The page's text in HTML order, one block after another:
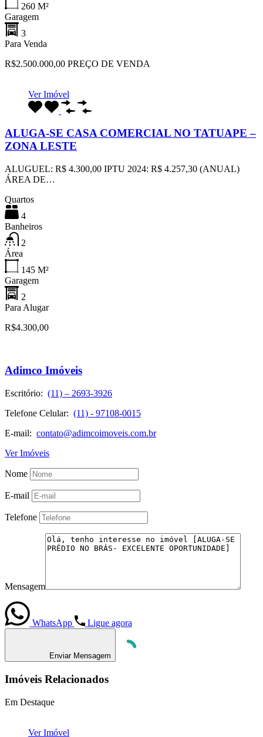
260 M²
Garagem
3
Para Venda
R$2.500.000,00 PREÇO DE VENDA
Ver Imóvel
ALUGA-SE CASA COMERCIAL NO TATUAPE –
ZONA LESTE
ALUGUEL: R$ 4.300,00 IPTU 2024: R$ 4.257,30 (ANUAL)
ÁREA DE…
Quartos
4
Banheiros
2
Área
145 M²
Garagem
2
Para Alugar
R$4.300,00
Adimco Imóveis
Escritório: (11) – 2693-3926
Telefone Celular: (11) - 97108-0015
E-mail: contato@adimcoimoveis.com.br
Ver Imóveis
Nome
E-mail
Telefone
Mensagem
WhatsApp Ligue agora
Enviar Mensagem
Imóveis Relacionados
Em Destaque
Ver Imóvel